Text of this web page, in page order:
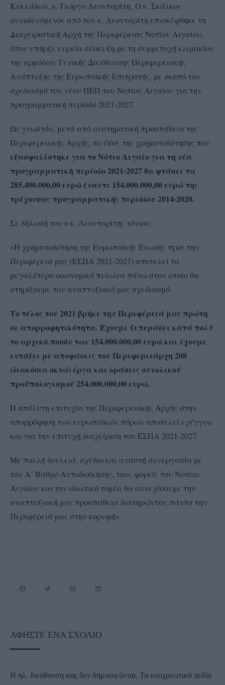
Κυκλάδων, κ. Γιώργο Λεονταρίτη. Ο κ. Σκάλκος
συνοδευόμενος από τον κ. Λεονταρίτη επισκέφθηκε τη
Διαχειριστική Αρχή της Περιφέρειας Νοτίου Αιγαίου,
όπου υπήρξε ευρεία σύσκεψη με τη συμμετοχή κλιμακίου
της αρμόδιας Γενικής Διεύθυνσης Περιφερειακής
Ανάπτυξης της Ευρωπαϊκής Επιτροπής, με σκοπό τον
σχεδιασμό του νέου ΠΕΠ του Νοτίου Αιγαίου για την
προγραμματική περίοδο 2021-2027.
Ως γνωστόν, μετά από συστηματική προσπάθεια της
Περιφερειακής Αρχής, το ύψος της χρηματοδότησης που
εξασφαλίστηκε για το Νότιο Αιγαίο για τη νέα
προγραμματική περίοδο 2021-2027 θα φτάσει τα
285.400.000,00 ευρώ έναντι 154.000.000,00 ευρώ της
τρέχουσας προγραμματικής περιόδου 2014-2020.
Σε δήλωσή του ο κ. Λεονταρίτης τόνισε:
«Η χρηματοδότηση της Ευρωπαϊκής Ένωσης προς την
Περιφέρειά μας (ΕΣΠΑ 2021-2027) αποτελεί το
μεγαλύτερο οικονομικό πυλώνα πάνω στον οποίο θα
στηρίξουμε τον αναπτυξιακό μας σχεδιασμό.
Το τέλος του 2021 βρήκε την Περιφέρειά μας πρώτη
σε απορροφητικότητα. Έχουμε ξεπεράσει κατά πολύ
το αρχικό ποσόν των 154.000.000,00 ευρώ και έχουμε
εντάξει με αποφάσεις του Περιφερειάρχη 208
(διακόσια οκτώ) έργα και δράσεις συνολικού
προϋπολογισμού 254.000.000,00 ευρώ.
Η απόλυτη επιτυχία της Περιφερειακής Αρχής στην
απορρόφηση των ευρωπαϊκών πόρων αποτελεί εχέγγυο
και για την επιτυχή διαχείριση του ΕΣΠΑ 2021-2027.
Με πολλή δουλειά, σχέδιο και αγαστή συνεργασία με
τον Α’ Βαθμό Αυτοδιοίκησης, τους φορείς του Νοτίου
Αιγαίου και τον ιδιωτικό τομέα θα συνεχίσουμε την
αναπτυξιακή μας προσπάθεια διατηρώντας πάντα την
Περιφέρειά μας στην κορυφή».
ΑΦΉΣΤΕ ΈΝΑ ΣΧΌΛΙΟ
Η ηλ. διεύθυνση σας δεν δημοσιεύεται. Τα υποχρεωτικά πεδία